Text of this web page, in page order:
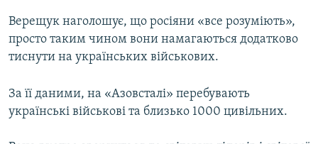
Верещук наголошує, що росіяни «все розуміють»,
просто таким чином вони намагаються додатково
тиснути на українських військових.
За її даними, на «Азовсталі» перебувають
українські військові та близько 1000 цивільних.